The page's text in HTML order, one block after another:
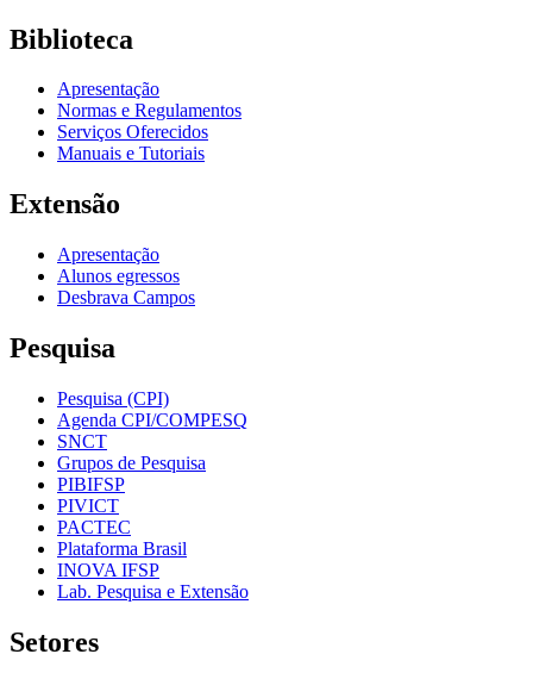
Biblioteca
Apresentação
Normas e Regulamentos
Serviços Oferecidos
Manuais e Tutoriais
Extensão
Apresentação
Alunos egressos
Desbrava Campos
Pesquisa
Pesquisa (CPI)
Agenda CPI/COMPESQ
SNCT
Grupos de Pesquisa
PIBIFSP
PIVICT
PACTEC
Plataforma Brasil
INOVA IFSP
Lab. Pesquisa e Extensão
Setores